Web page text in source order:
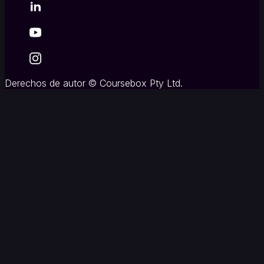
Derechos de autor © Coursebox Pty Ltd.